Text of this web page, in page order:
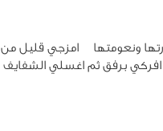
ونعومتها امزجي قليل من
بيهم الشفايف برفق وانتظري 5 دقائق ثم افركي برفق ثم اغسلي الشفايف